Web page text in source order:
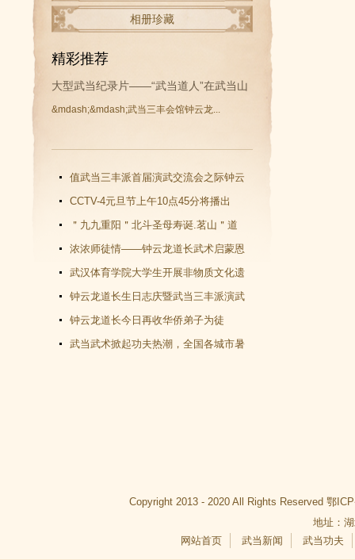
相册珍藏
精彩推荐
大型武当纪录片——“武当道人”在武当山
&mdash;&mdash;武当三丰会馆钟云龙...
值武当三丰派首届演武交流会之际钟云
龙道长再收新徒
CCTV-4元旦节上午10点45分将播出
《武当功夫传人 钟云龙》纪录片
＂九九重阳＂北斗圣母寿诞.茗山＂道
教文化＂汇演圆满谢幕
浓浓师徒情——钟云龙道长武术启蒙恩
师千里赴武当会面
武汉体育学院大学生开展非物质文化遗
产（武当武术）调查活动
钟云龙道长生日志庆暨武当三丰派演武
交流大会成功举办
钟云龙道长今日再收华侨弟子为徒
武当武术掀起功夫热潮，全国各城市暑
Copyright 2013 - 2020 All Rights Reserved 鄂
地址：
网站首页
武当新闻 武当功夫